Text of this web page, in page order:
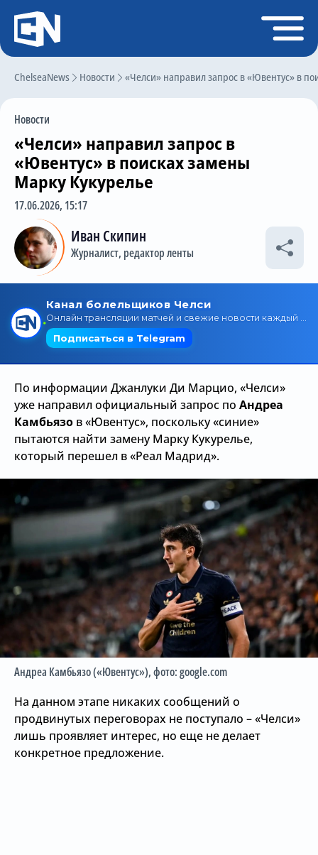
ChelseaNews Новости «Челси» направил запрос в «Ювентус» в
Новости
«Челси» направил запрос в
«Ювентус» в поисках замены
Марку Кукурелье
17.06.2026, 15:17
Иван Скипин
Журналист, редактор ленты
По информации Джанлуки Ди Марцио, «Челси»
уже направил официальный запрос по Андреа
Камбьязо в «Ювентус», поскольку «синие»
пытаются найти замену Марку Кукурелье,
который перешел в «Реал Мадрид».
Андреа Камбьязо («Ювентус»), фото: google.com
На данном этапе никаких сообщений о
продвинутых переговорах не поступало – «Челси»
лишь проявляет интерес, но еще не делает
конкретное предложение.
Регистрация
Главная
Трансферы
Слухи
История Челси
Статистика
Календарь игр
Поиск по сайту
Трансляции
О сайте
Контакты